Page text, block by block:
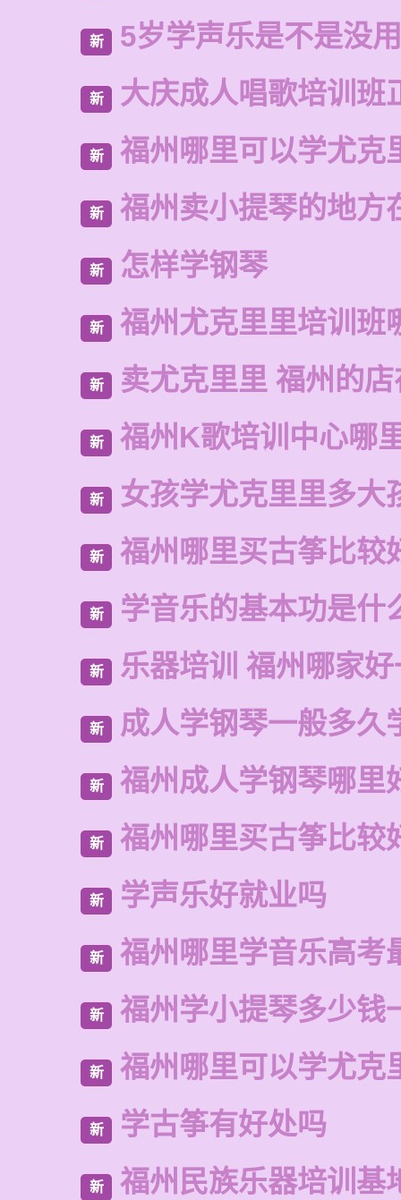
新 5岁学声乐是不是没用
新 大庆成人唱歌培训班
新 福州哪里可以学尤克
新 福州卖小提琴的地方
新 怎样学钢琴
新 福州尤克里里培训班
新 卖尤克里里 福州的
新 福州K歌培训中心哪
新 女孩学尤克里里多大
新 福州哪里买古筝比较
新 学音乐的基本功是什
新 乐器培训 福州哪家
新 成人学钢琴一般多久
新 福州成人学钢琴哪里
新 福州哪里买古筝比较
新 学声乐好就业吗
新 福州哪里学音乐高考
新 福州学小提琴多少钱
新 福州哪里可以学尤克
新 学古筝有好处吗
新 福州民族乐器培训基